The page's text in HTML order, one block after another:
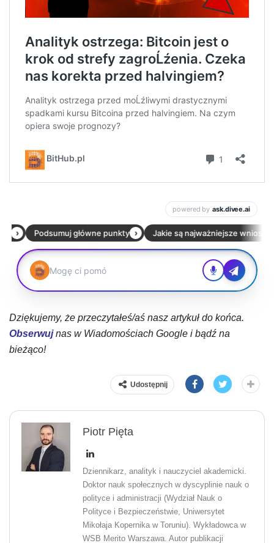
Dziękujemy, że przeczytałeś/aś nasz artykuł do końca.
Obserwujnas w Wiadomościach Google i bądź na
bieżąco!
Udostępnij
Piotr Pięta
Dziennikarz, analityk i nauczyciel akademicki.
Doktor nauk społecznych w dyscyplinie nauk o
polityce i administracji (Wydział Nauk o
Polityce i Bezpieczeństwie, Uniwersytet
Mikołaja Kopernika w Toruniu). Wykładowca w
WSB Merito Warszawa. Autor publikacji